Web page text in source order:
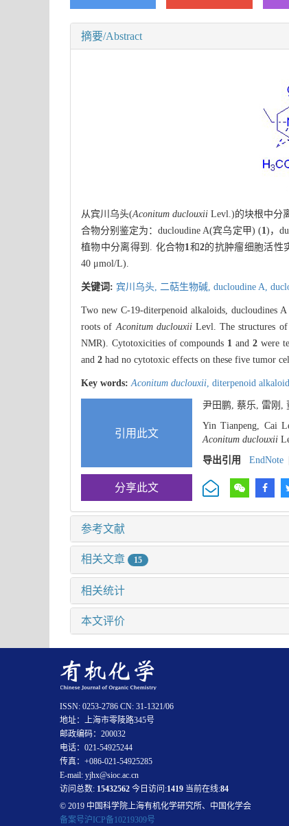
摘要/Abstract
从宾川乌头(Aconitum duclouxii Levl.)的块根中分
合物分别鉴定为：ducloudine A(宾乌定甲) (1)，
植物中分离得到. 化合物1和2的抗肿瘤细胞活性
40 μmol/L).
关键词: 宾川乌头, 二萜生物碱, ducloudine A,
Two new C-19-diterpenoid alkaloids, ducloudines
roots ofAconitum duclouxiiLevl. The structures of
NMR). Cytotoxicities of compounds 1 and 2were
and 2 had no cytotoxic effects on these five tumor
Key words:Aconitum duclouxii, diterpenoid
引用此文
尹田鹏, 蔡乐, 雷刚,
Yin Tianpeng, Cai
Aconitum duclouxii
导出引用
EndNote
分享此文
参考文献
相关文章 15
相关统计
本文评价
ISSN: 0253-2786 CN: 31-1321/06
地址：上海市零陵路345号
邮政编码：200032
电话：021-54925244
传真：+086-021-54925285
E-mail: yjhx@sioc.ac.cn
访问总数: 15432562 今日访问:1419 当前在线:84
© 2019 中国科学院上海有机化学研究所、中国化学会
备案号沪ICP备10219309号